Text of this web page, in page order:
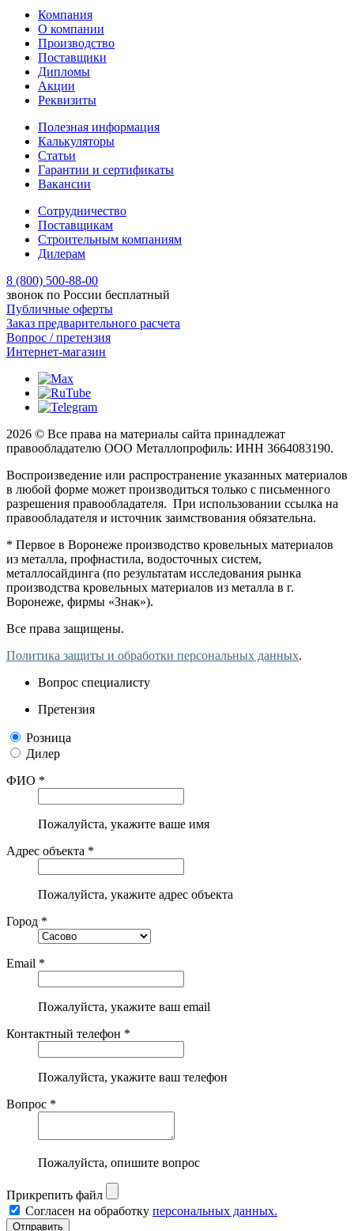
Компания
О компании
Производство
Поставщики
Дипломы
Акции
Реквизиты
Полезная информация
Калькуляторы
Статьи
Гарантии и сертификаты
Вакансии
Сотрудничество
Поставщикам
Строительным компаниям
Дилерам
8 (800) 500-88-00
звонок по России бесплатный
Публичные оферты
Заказ предварительного расчета
Вопрос / претензия
Интернет-магазин
2026 © Все права на материалы сайта принадлежат
правообладателю ООО Металлопрофиль: ИНН 3664083190.
Воспроизведение или распространение указанных материалов
в любой форме может производиться только с письменного
разрешения правообладателя. При использовании ссылка на
правообладателя и источник заимствования обязательна.
* Первое в Воронеже производство кровельных материалов
из металла, профнастила, водосточных систем,
металлосайдинга (по результатам исследования рынка
производства кровельных материалов из металла в г.
Воронеже, фирмы «Знак»).
Все права защищены.
Политика защиты и обработки персональных данных.
Вопрос специалисту
Претензия
Розница
Дилер
ФИО *
Пожалуйста, укажите ваше имя
Адрес объекта *
Пожалуйста, укажите адрес объекта
Город *
Email *
Пожалуйста, укажите ваш email
Контактный телефон *
Пожалуйста, укажите ваш телефон
Вопрос *
Пожалуйста, опишите вопрос
Прикрепить файл
Согласен на обработку персональных данных.